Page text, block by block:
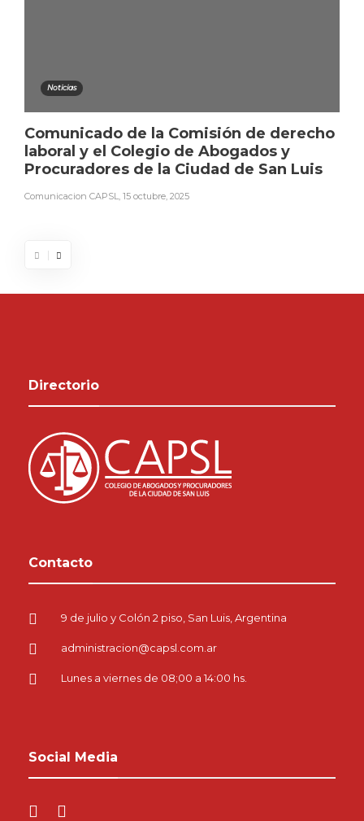
Noticias
Comunicado de la Comisión de derecho
laboral y el Colegio de Abogados y
Procuradores de la Ciudad de San Luis
Comunicacion CAPSL 15 octubre, 2025
Directorio
Contacto
9 de julio y Colón 2 piso, San Luis, Argentina
administracion@capsl.com.ar
Lunes a viernes de 08;00 a 14:00 hs.
Social Media